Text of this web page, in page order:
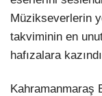
Müzikseverlerin
takviminin en
hafızalara
Kahramanmaraş